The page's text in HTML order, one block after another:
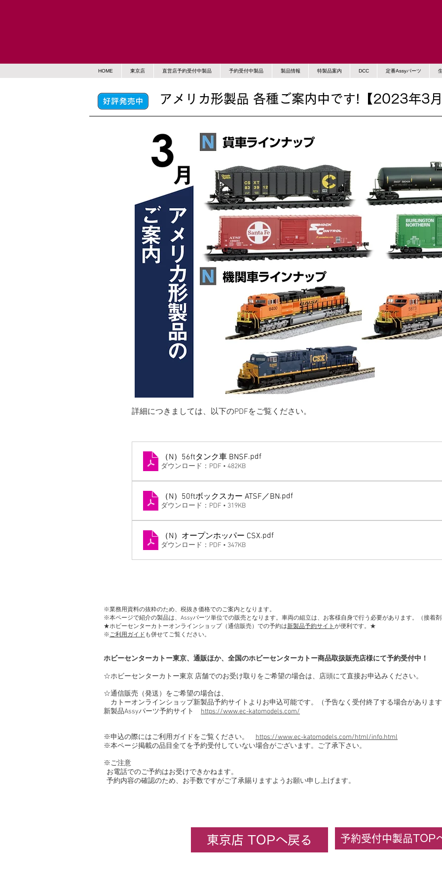
HOME 東京店 直営店予約受付中製品 予約受付中製品 製品情報 特製品案内 DCC 定番Assyパーツ
アメリカ形製品 各種ご案内中です!【2023年3
詳細につきましては、以下のPDFをご覧ください。
（N）56ftタンク車 BNSF.pdf
ダウンロード：PDF • 482KB
（N）50ftボックスカー ATSF／BN.pdf
ダウンロード：PDF • 319KB
（N）オープンホッパー CSX.pdf
ダウンロード：PDF • 347KB
※業務用資料の抜粋のため、税抜き価格でのご案内となります。
※本ページで紹介の製品は、Assyパーツ単位での販売となります。車両の組立は、お客様自身で行う必要があります。（接着
★ホビーセンターカトーオンラインショップ（通信販売）での予約は新製品予約サイト が便利です。★
※ご利用ガイド も併せてご覧ください。
ホビーセンターカトー東京、通販ほか、全国のホビーセンターカトー商品取扱販売店様にて予約受付中！
☆ホビーセンターカトー東京 店舗でのお受け取りをご希望の場合は、店頭にて直接お申込みください。
☆通信販売（発送）をご希望の場合は、
カトーオンラインショップ新製品予約サイトよりお申込可能です。（予告なく受付終了する場合がありま
新製品Assyパーツ予約サイト https://www.ec-katomodels.com/
※申込の際にはご利用ガイドをご覧ください。 https://www.ec-katomodels.com/html/info.html
※本ページ掲載の品目全てを予約受付していない場合がございます。ご了承下さい。
※ご注意
お電話でのご予約はお受けできかねます。
予約内容の確認のため、お手数ですがご了承賜りますようお願い申し上げます。
東京店 TOPへ戻る 予約受付中製品TOP